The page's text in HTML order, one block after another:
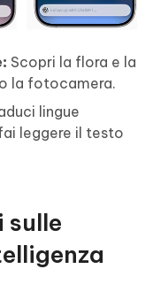
Scopri la flora e la
la fotocamera.
lingue
leggere il testo
sulle